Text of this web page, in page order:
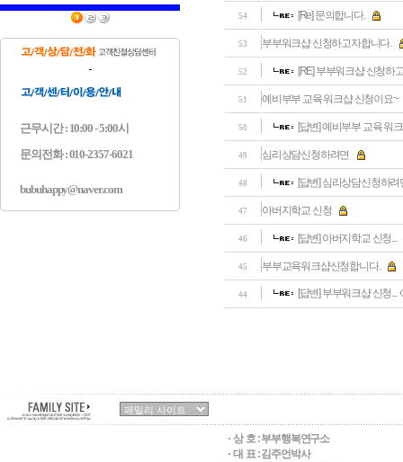
근무시간 : 10:00 - 5:00시
문의전화 : 010-2357-6021
bubuhappy@naver.com
54 [Re] 문의합니다.
53 부부워크샵 신청하고자합니다.
52 [RE] 부부워크샵 신청하
51 예비부부 교육 워크샵 신청이요~
50 [답변] 예비부부 교육 워
49 심리상담신청하려면
48 [답변] 심리상담신청하려
47 아버지학교 신청
46 [답변] 아버지학교 신청...
45 부부교육워크샵신청합니다.
44 [답변] 부부워크샵 신청...
상 호 :부부행복연구소
대 표 : 김주언박사